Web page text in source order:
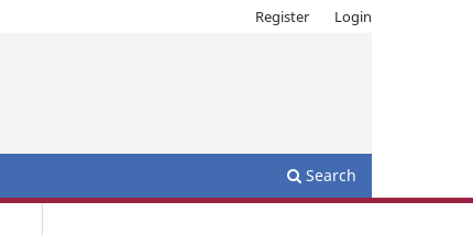
Search
Register Login